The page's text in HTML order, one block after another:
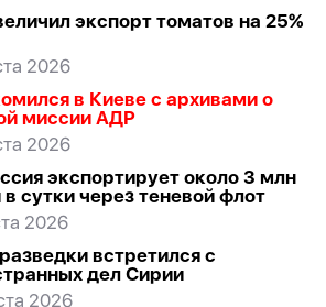
экспорт томатов на 25%
2026
в Киеве с архивами о
миссии АДР
2026
экспортирует около 3 млн
сутки через теневой флот
2026
встретился с
дел Сирии
2026